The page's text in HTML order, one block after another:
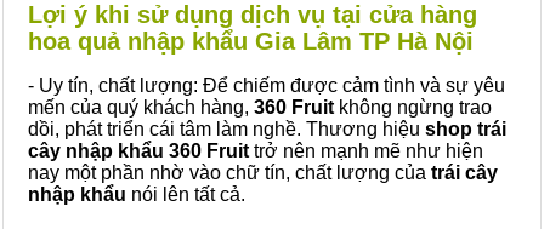
Lợi ý khi sử dụng dịch vụ tại cửa hàng
hoa quả nhập khẩu Gia Lâm TP Hà Nội
- Uy tín, chất lượng: Để chiếm được cảm tình và sự yêu
mến của quý khách hàng, 360 Fruit không ngừng trao
dồi, phát triển cái tâm làm nghề. Thương hiệu shop trái
cây nhập khẩu 360 Fruit trở nên mạnh mẽ như hiện
nay một phần nhờ vào chữ tín, chất lượng của trái cây
nhập khẩu nói lên tất cả.